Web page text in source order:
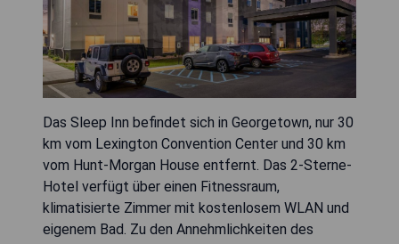
Das Sleep Inn befindet sich in Georgetown, nur 30
km vom Lexington Convention Center und 30 km
vom Hunt-Morgan House entfernt. Das 2-Sterne-
Hotel verfügt über einen Fitnessraum,
klimatisierte Zimmer mit kostenlosem WLAN und
eigenem Bad. Zu den Annehmlichkeiten des